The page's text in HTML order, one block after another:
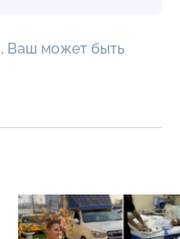
Ваш может быть